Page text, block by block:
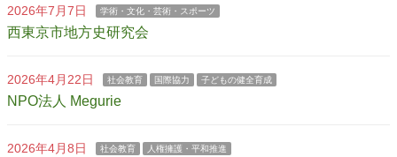
2026年7月7日 学術・文化・芸術・スポーツ
西東京市地方史研究会
2026年4月22日 社会教育 国際協力 子どもの健全育成
NPO法人 Megurie
2026年4月8日 社会教育 人権擁護・平和推進